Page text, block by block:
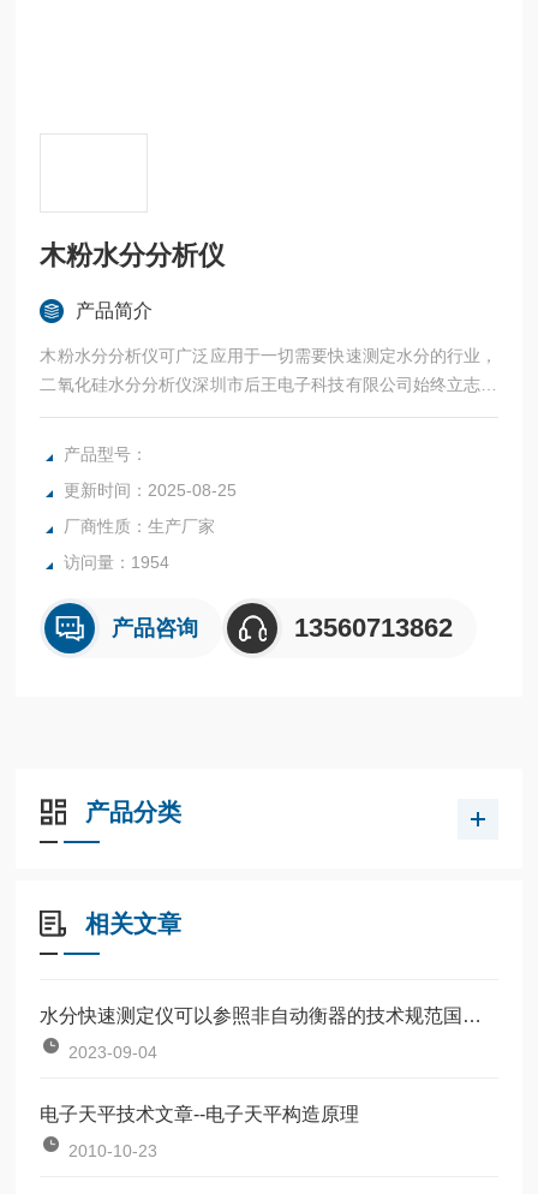
木粉水分分析仪
产品简介
木粉水分分析仪可广泛应用于一切需要快速测定水分的行业，
二氧化硅水分分析仪深圳市后王电子科技有限公司始终立志于
为用户提供多用途，多性能的高质量产品，为您打造快速，准
确，物超所值的水分测定仪**。
产品型号：
更新时间：2025-08-25
厂商性质：生产厂家
访问量：1954
产品咨询 13560713862
产品分类
相关文章
水分快速测定仪可以参照非自动衡器的技术规范国际建仪OIMLR76校准
2023-09-04
电子天平技术文章--电子天平构造原理
2010-10-23